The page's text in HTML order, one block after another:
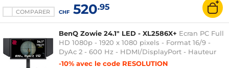
COMPARER CHF520.95
BenQ Zowie 24.1" LED - XL2586X+ Ecran PC Full
HD 1080p - 1920 x 1080 pixels - Format 16/9 -
DyAc 2 - 600 Hz - HDMI/DisplayPort - Hauteur
ajustable - S-Switch/Bouclier - Noir
-10% avec le code RESOLUTION